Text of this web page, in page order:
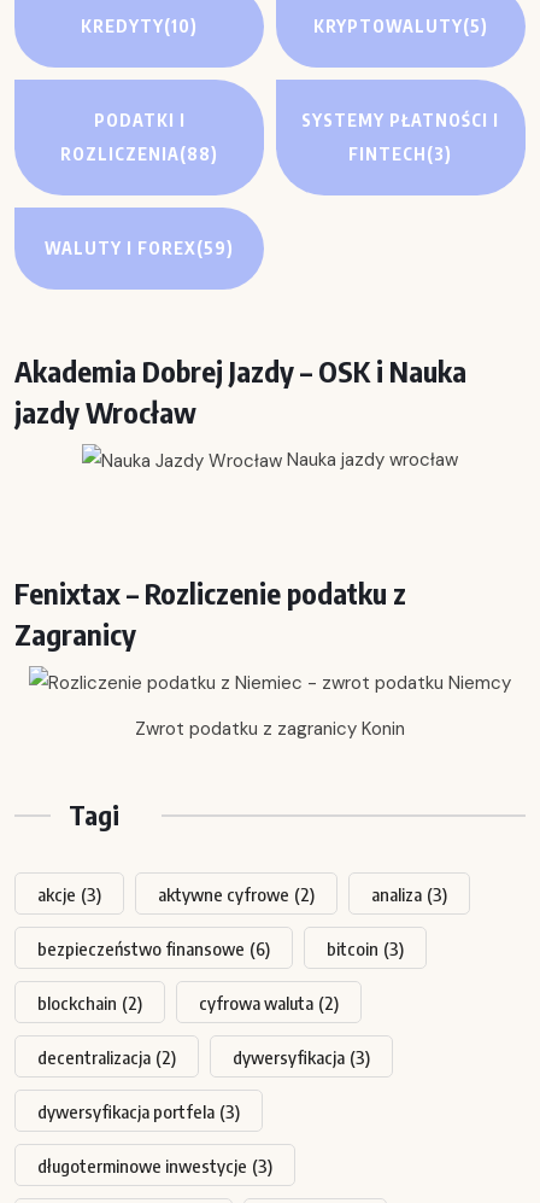
KREDYTY(10) KRYPTOWALUTY(5)
PODATKI I
ROZLICZENIA(88)
SYSTEMY PŁATNOŚCI I
FINTECH(3)
WALUTY I FOREX(59)
Akademia Dobrej Jazdy – OSK i Nauka
jazdy Wrocław
Nauka jazdy wrocław
Fenixtax – Rozliczenie podatku z
Zagranicy
Zwrot podatku z zagranicy Konin
Tagi
akcje (3) aktywne cyfrowe (2) analiza (3)
bezpieczeństwo finansowe (6) bitcoin (3)
blockchain (2) cyfrowa waluta (2)
decentralizacja (2) dywersyfikacja (3)
dywersyfikacja portfela (3)
długoterminowe inwestycje (3)